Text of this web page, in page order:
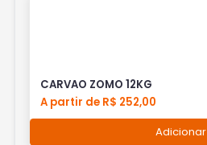
CARVAO ZOMO 12KG
A partir de R$ 252,00
Adicionar